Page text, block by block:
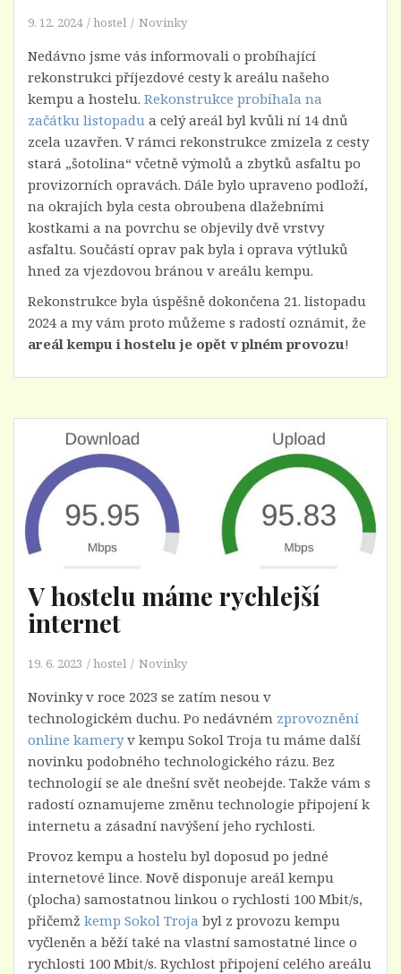
9. 12. 2024 hostel Novinky
Nedávno jsme vás informovali o probíhající
rekonstrukci příjezdové cesty k areálu našeho
kempu a hostelu. Rekonstrukce probíhala na
začátku listopadu a celý areál byl kvůli ní 14 dnů
zcela uzavřen. V rámci rekonstrukce zmizela z cesty
stará „šotolina“ včetně výmolů a zbytků asfaltu po
provizorních opravách. Dále bylo upraveno podloží,
na okrajích byla cesta obroubena dlažebními
kostkami a na povrchu se objevily dvě vrstvy
asfaltu. Součástí oprav pak byla i oprava výtluků
hned za vjezdovou bránou v areálu kempu.
Rekonstrukce byla úspěšně dokončena 21. listopadu
2024 a my vám proto můžeme s radostí oznámit, že
areál kempu i hostelu je opět v plném provozu!
V hostelu máme rychlejší
internet
19. 6. 2023 hostel Novinky
Novinky v roce 2023 se zatím nesou v
technologickém duchu. Po nedávném zprovoznění
online kameryv kempu Sokol Troja tu máme další
novinku podobného technologického rázu. Bez
technologií se ale dnešní svět neobejde. Takže vám s
radostí oznamujeme změnu technologie připojení k
internetu a zásadní navýšení jeho rychlosti.
Provoz kempu a hostelu byl doposud po jedné
internetové lince. Nově disponuje areál kempu
(plocha) samostatnou linkou o rychlosti 100 Mbit/s,
přičemž kemp Sokol Troja byl z provozu kempu
vyčleněn a běží také na vlastní samostatné lince o
rychlosti 100 Mbit/s. Rychlost připojení celého areálu